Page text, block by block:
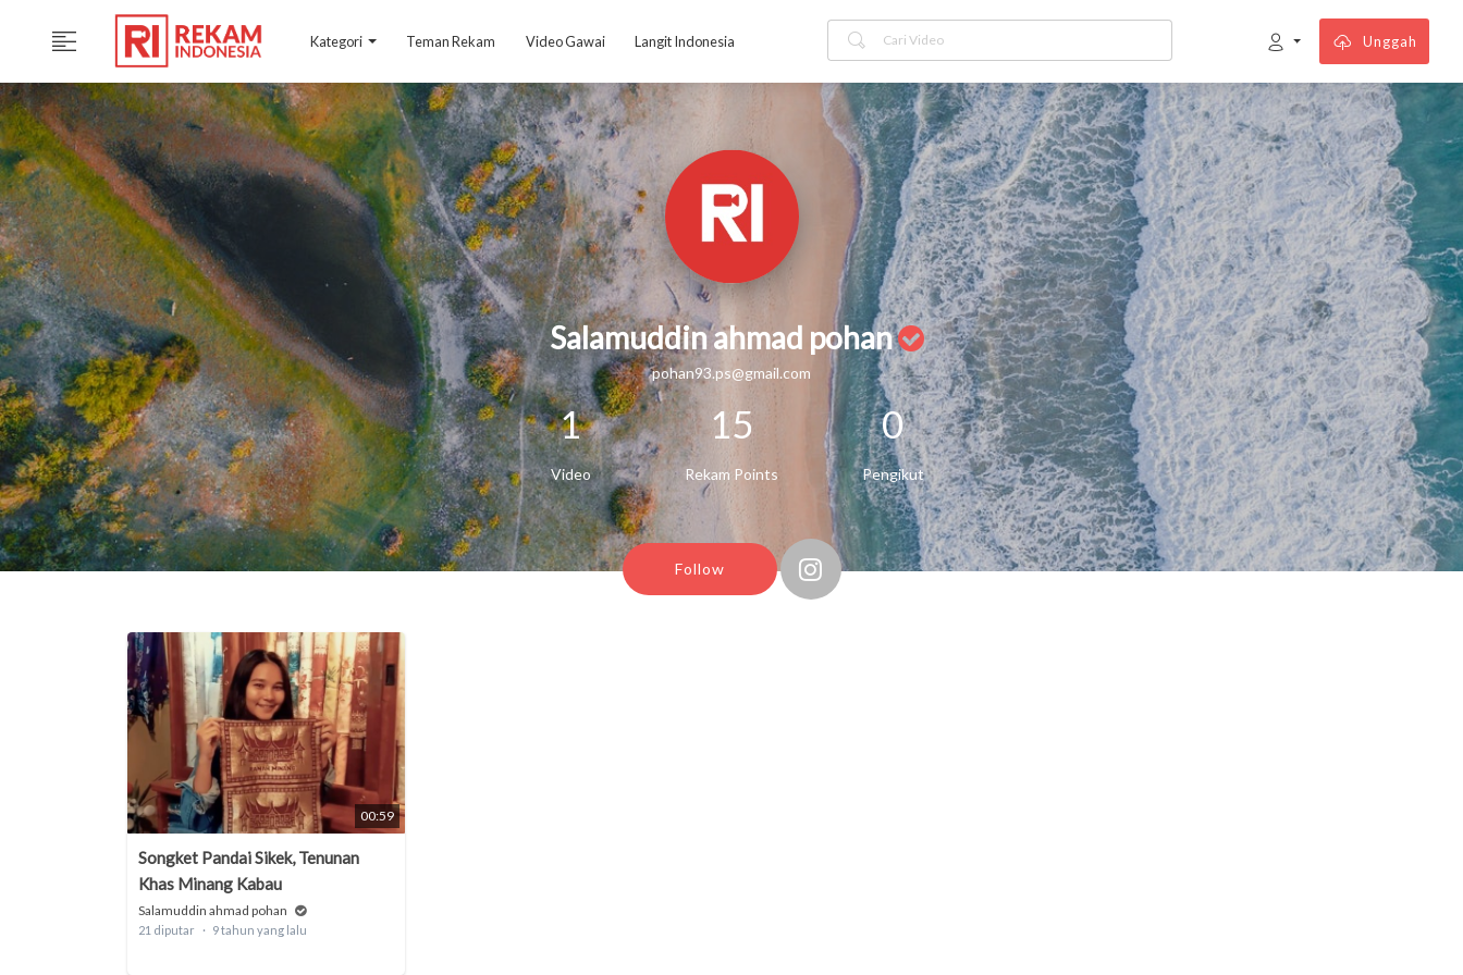
Kategori Teman Rekam Video Gawai Langit Indonesia Unggah
Salamuddin ahmad pohan
pohan93.ps@gmail.com
1
Video
15
Rekam Points
0
Pengikut
Follow
00:59
Songket Pandai Sikek, Tenunan
Khas Minang Kabau
Salamuddin ahmad pohan
21 diputar 9 tahun yang lalu